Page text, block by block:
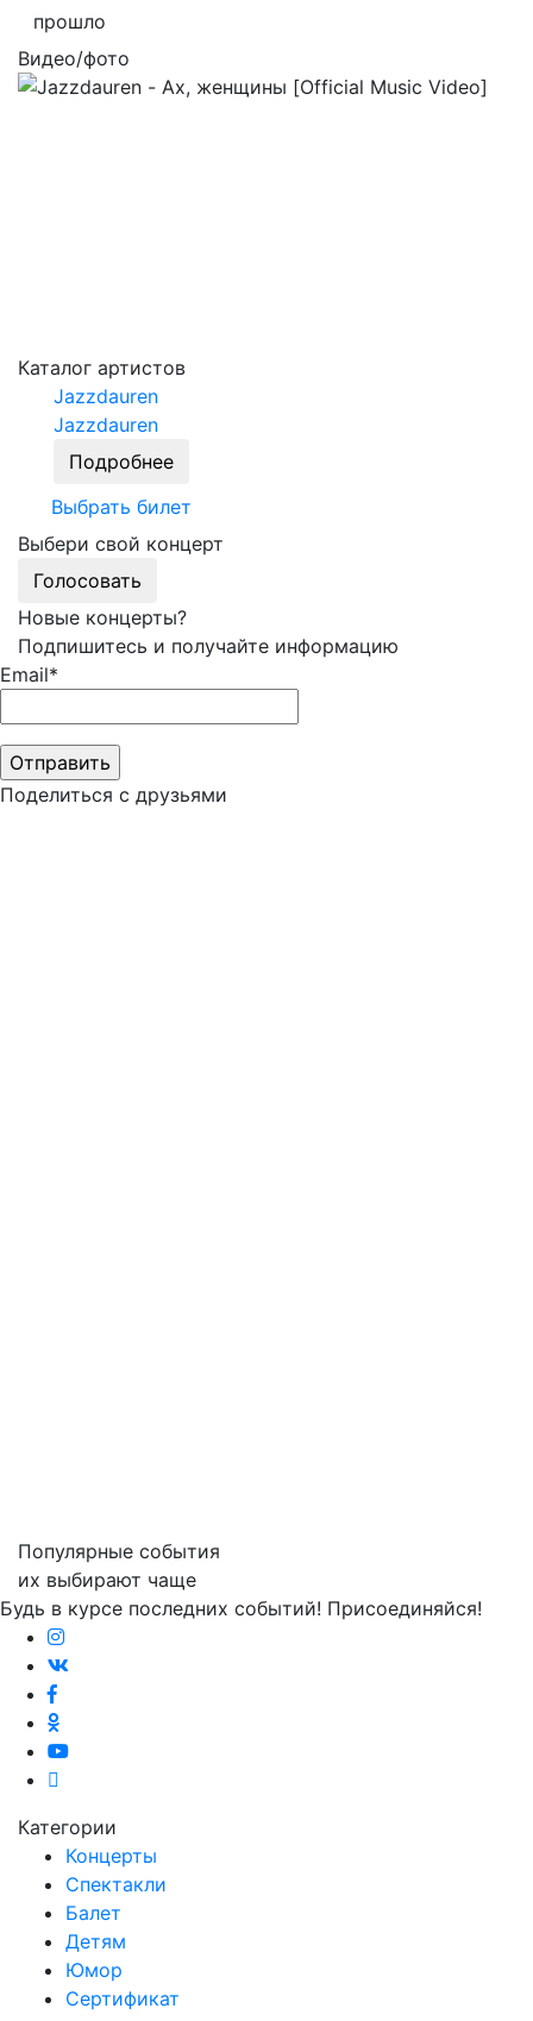
прошло
Видео/фото
Каталог артистов
Jazzdauren
Jazzdauren
Подробнее
Выбрать билет
Выбери свой концерт
Голосовать
Новые концерты?
Подпишитесь и получайте информацию
Email*
Поделиться с друзьями
Популярные события
их выбирают чаще
Будь в курсе последних событий! Присоединяйся!
Категории
Концерты
Спектакли
Балет
Детям
Юмор
Сертификат